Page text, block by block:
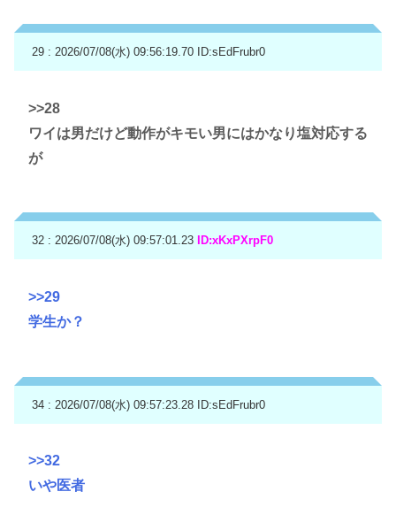
29 : 2026/07/08(水) 09:56:19.70 ID:sEdFrubr0
>>28
ワイは男だけど動作がキモい男にはかなり塩対応する
が
32 : 2026/07/08(水) 09:57:01.23 ID:xKxPXrpF0
>>29
学生か？
34 : 2026/07/08(水) 09:57:23.28 ID:sEdFrubr0
>>32
いや医者